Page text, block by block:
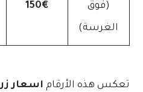
(فوق
الغرسة)
150€
تعكس هذه الأرقام اسعار